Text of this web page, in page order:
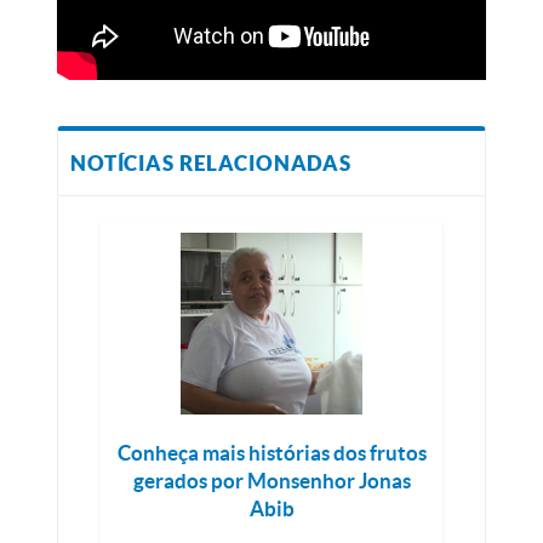
NOTÍCIAS RELACIONADAS
Conheça mais histórias dos frutos
gerados por Monsenhor Jonas
Abib